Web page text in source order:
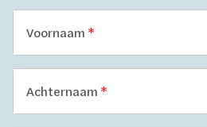
Voornaam
Achternaam